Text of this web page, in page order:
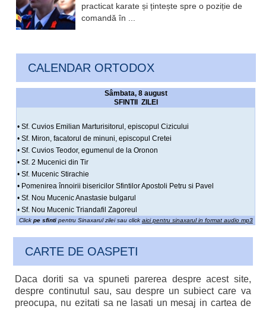
practicat karate și țintește spre o poziție de
comandă în ...
CALENDAR ORTODOX
Sâmbata, 8 august
SFINTII ZILEI
• Sf. Cuvios Emilian Marturisitorul, episcopul Cizicului
• Sf. Miron, facatorul de minuni, episcopul Cretei
• Sf. Cuvios Teodor, egumenul de la Oronon
• Sf. 2 Mucenici din Tir
• Sf. Mucenic Stirachie
• Pomenirea înnoirii bisericilor Sfintilor Apostoli Petru si Pavel
• Sf. Nou Mucenic Anastasie bulgarul
• Sf. Nou Mucenic Triandafil Zagoreul
Click pe sfintipentru Sinaxarul zilei sau click aici pentru sinaxarul in format audio mp3
CARTE DE OASPETI
Daca doriti sa va spuneti parerea despre acest site,
despre continutul sau, sau despre un subiect care va
preocupa, nu ezitati sa ne lasati un mesaj in cartea de